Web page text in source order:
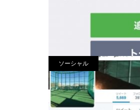
LINE
ソーシャル